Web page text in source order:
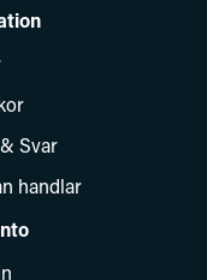
Svar
handlar